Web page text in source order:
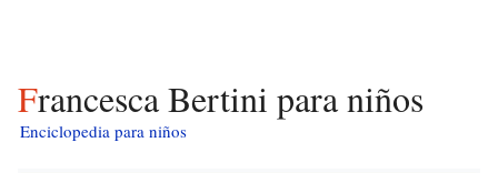
Francesca Bertini para niños
Enciclopedia para niños